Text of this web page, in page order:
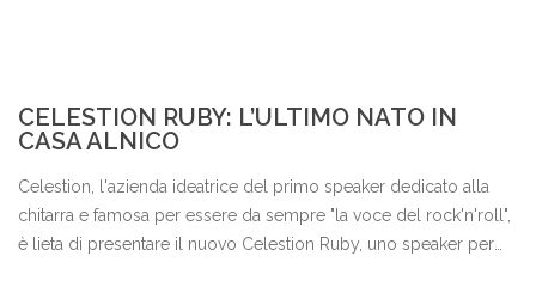
CELESTION RUBY: L’ULTIMO NATO IN
CASA ALNICO
Celestion, l'azienda ideatrice del primo speaker dedicato alla
chitarra e famosa per essere da sempre "la voce del rock'n'roll",
è lieta di presentare il nuovo Celestion Ruby, uno speaker per